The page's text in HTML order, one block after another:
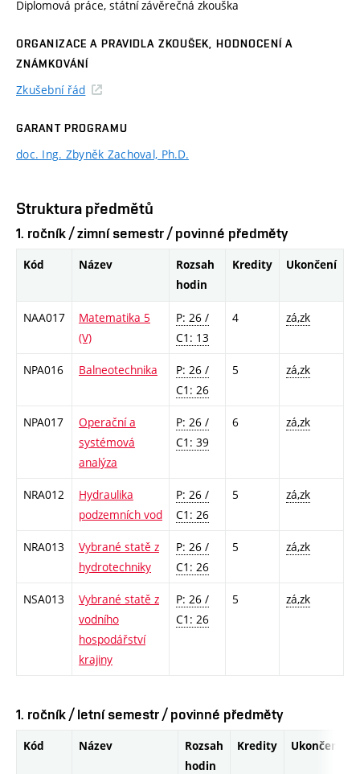
Diplomová práce, státní závěrečná zkouška
ORGANIZACE A PRAVIDLA ZKOUŠEK, HODNOCENÍ A
ZNÁMKOVÁNÍ
Zkušební řád
GARANT PROGRAMU
doc. Ing. Zbyněk Zachoval, Ph.D.
Struktura předmětů
1. ročník / zimní semestr / povinné předměty
Kód Název
Rozsah
hodin
Kredity Ukončení
NAA017
Matematika 5
(V)
P: 26 /
C1: 13
4 zá,zk
NPA016 Balneotechnika
P: 26 /
C1: 26
5 zá,zk
NPA017
Operační a
systémová
analýza
P: 26 /
C1: 39
6 zá,zk
NRA012
Hydraulika
podzemních vod
P: 26 /
C1: 26
5 zá,zk
NRA013
Vybrané statě z
hydrotechniky
P: 26 /
C1: 26
5 zá,zk
NSA013
Vybrané statě z
vodního
hospodářství
krajiny
P: 26 /
C1: 26
5 zá,zk
1. ročník / letní semestr / povinné předměty
Kód Název
Rozsah
hodin
Kredity Ukončení